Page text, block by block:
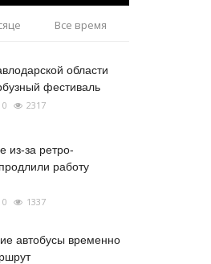
Все время
области
фестиваль
0 2317
из-за ретро-
работу
0 1337
автобусы временно